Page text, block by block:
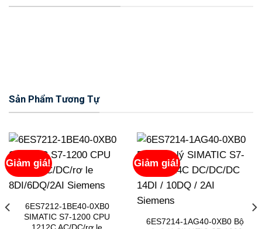
Sản Phẩm Tương Tự
Giảm giá!
6ES7212-1BE40-0XB0
SIMATIC S7-1200 CPU
1212C AC/DC/rơ le
Giảm giá!
6ES7214-1AG40-0XB0 Bộ